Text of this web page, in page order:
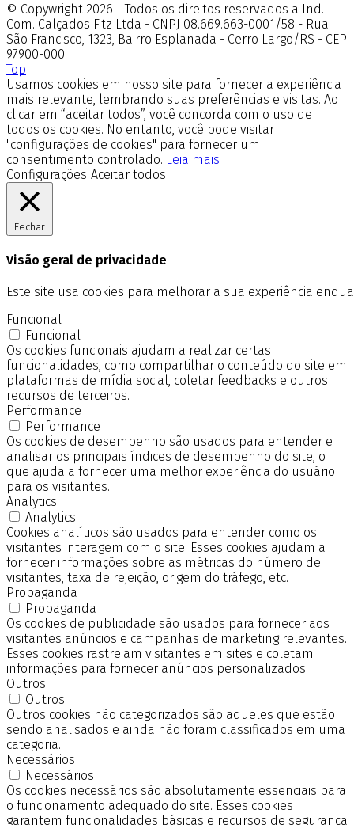
© Copywright 2026 | Todos os direitos reservados a Ind.
Com. Calçados Fitz Ltda - CNPJ 08.669.663-0001/58 - Rua
São Francisco, 1323, Bairro Esplanada - Cerro Largo/RS - CEP
97900-000
Top
Usamos cookies em nosso site para fornecer a experiência
mais relevante, lembrando suas preferências e visitas. Ao
clicar em “aceitar todos”, você concorda com o uso de
todos os cookies. No entanto, você pode visitar
"configurações de cookies" para fornecer um
consentimento controlado. Leia mais
Configurações Aceitar todos
Fechar
Visão geral de privacidade
Este site usa cookies para melhorar a sua experiência
Funcional
Funcional
Os cookies funcionais ajudam a realizar certas
funcionalidades, como compartilhar o conteúdo do site em
plataformas de mídia social, coletar feedbacks e outros
recursos de terceiros.
Performance
Performance
Os cookies de desempenho são usados para entender e
analisar os principais índices de desempenho do site, o
que ajuda a fornecer uma melhor experiência do usuário
para os visitantes.
Analytics
Analytics
Cookies analíticos são usados para entender como os
visitantes interagem com o site. Esses cookies ajudam a
fornecer informações sobre as métricas do número de
visitantes, taxa de rejeição, origem do tráfego, etc.
Propaganda
Propaganda
Os cookies de publicidade são usados para fornecer aos
visitantes anúncios e campanhas de marketing relevantes.
Esses cookies rastreiam visitantes em sites e coletam
informações para fornecer anúncios personalizados.
Outros
Outros
Outros cookies não categorizados são aqueles que estão
sendo analisados e ainda não foram classificados em uma
categoria.
Necessários
Necessários
Os cookies necessários são absolutamente essenciais para
o funcionamento adequado do site. Esses cookies
garantem funcionalidades básicas e recursos de segurança